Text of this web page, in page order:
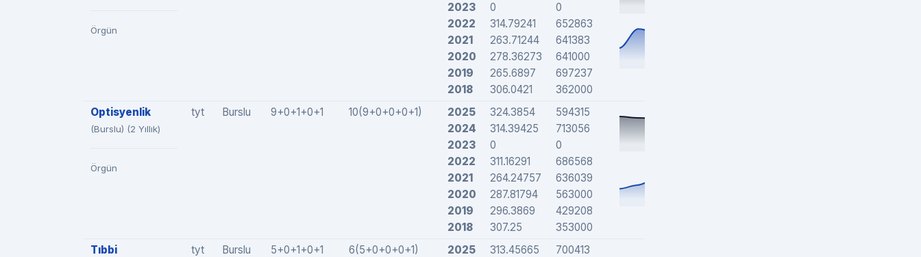
Örgün
2023
2022
2021
2020
2019
2018
0
314.79241
263.71244
278.36273
265.6897
306.0421
0
652863
641383
641000
697237
362000
Optisyenlik
(Burslu) (2 Yıllık)
Örgün
tyt Burslu 9+0+1+0+1 10(9+0+0+0+1)
2025
2024
2023
2022
2021
2020
2019
2018
324.3854
314.39425
0
311.16291
264.24757
287.81794
296.3869
307.25
594315
713056
0
686568
636039
563000
429208
353000
Tıbbi
tyt Burslu 5+0+1+0+1 6(5+0+0+0+1)
2025
313.45665
700413